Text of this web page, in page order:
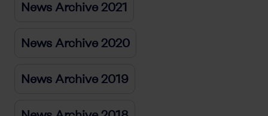
News Archive 2021
News Archive 2020
News Archive 2019